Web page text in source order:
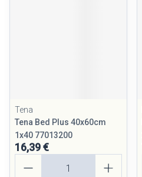
Tena
Tena Bed Plus 40x60cm
1x40 77013200
16,39 €